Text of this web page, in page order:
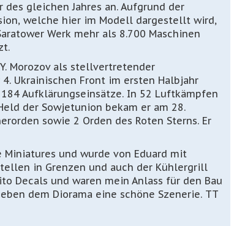
gleichen Jahres an. Aufgrund der
welche hier im Modell dargestellt wird,
Werk mehr als 8.700 Maschinen
Morozov als stellvertretender
Ukrainischen Front im ersten Halbjahr
Aufklärungseinsätze. In 52 Luftkämpfen
der Sowjetunion bekam er am 28.
sowie 2 Orden des Roten Sterns. Er
Miniatures und wurde von Eduard mit
in Grenzen und auch der Kühlergrill
Decals und waren mein Anlass für den Bau
dem Diorama eine schöne Szenerie. TT